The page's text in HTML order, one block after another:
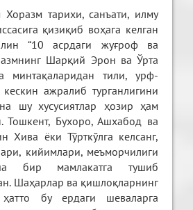
тарихи, санъати, илму
қизиқиб воҳага келган
“10 асрдаги жуғроф ва
Шарқий Эрон ва Ўрта
минтақаларидан тили, урф-
ажралиб турганлигини
шу хусусиятлар ҳозир ҳам
Тошкент, Бухоро, Ашхабод ва
Хива ёки Тўрткўлга келсанг,
кийимлари, меъморчилиги
бир мамлакатга тушиб
Шаҳарлар ва қишлоқларнинг
бу ердаги шеваларга